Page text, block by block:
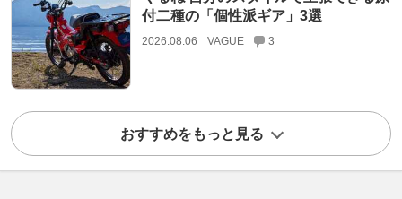
付二種の「個性派ギア」3選
2026.08.06 VAGUE 3
おすすめをもっと見る